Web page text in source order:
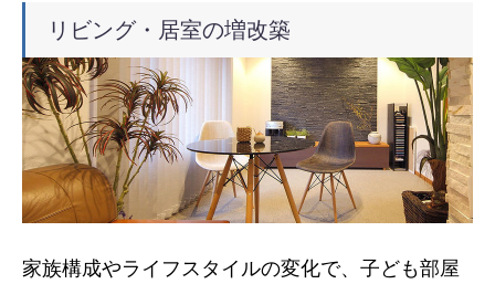
リビング・居室の増改築
家族構成やライフスタイルの変化で、子ども部屋